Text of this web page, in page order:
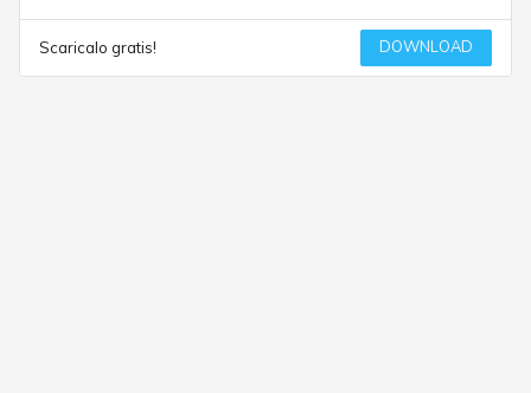
Scaricalo gratis! DOWNLOAD